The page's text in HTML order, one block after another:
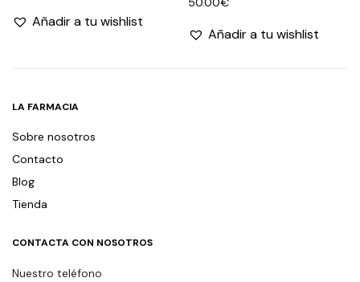
Añadir a tu wishlist
Añadir a tu wishlist
LA FARMACIA
Sobre nosotros
Contacto
Blog
Tienda
CONTACTA CON NOSOTROS
Nuestro teléfono